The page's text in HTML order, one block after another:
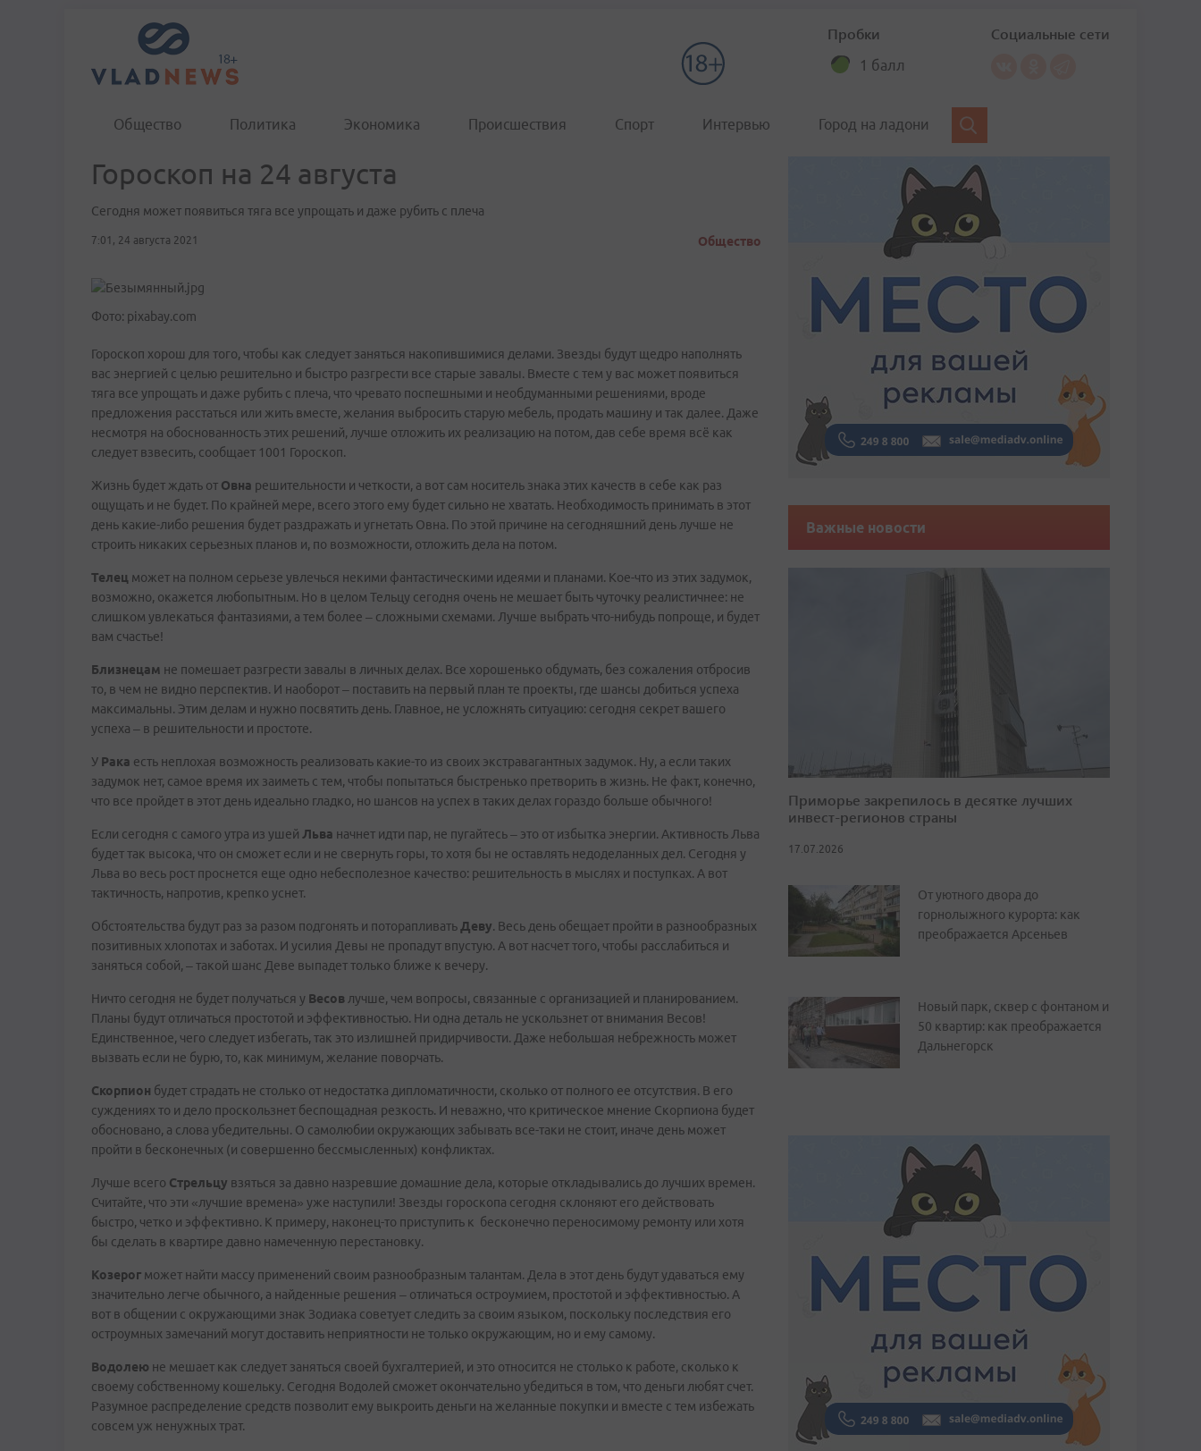
Пробки
1 балл
Социальные сети
Общество Политика Экономика Происшествия Спорт Интервью Город на ладони
Гороскоп на 24 августа
Сегодня может появиться тяга все упрощать и даже рубить с плеча
7:01, 24 августа 2021 Общество
Фото: pixabay.com
Гороскоп хорош для того, чтобы как следует заняться накопившимися делами. Звезды будут щедро наполнять
вас энергией с целью решительно и быстро разгрести все старые завалы. Вместе с тем у вас может появиться
тяга все упрощать и даже рубить с плеча, что чревато поспешными и необдуманными решениями, вроде
предложения расстаться или жить вместе, желания выбросить старую мебель, продать машину и так далее. Даже
несмотря на обоснованность этих решений, лучше отложить их реализацию на потом, дав себе время всё как
следует взвесить, сообщает 1001 Гороскоп.
Жизнь будет ждать от Овна решительности и четкости, а вот сам носитель знака этих качеств в себе как раз
ощущать и не будет. По крайней мере, всего этого ему будет сильно не хватать. Необходимость принимать в этот
день какие-либо решения будет раздражать и угнетать Овна. По этой причине на сегодняшний день лучше не
строить никаких серьезных планов и, по возможности, отложить дела на потом.
Телец может на полном серьезе увлечься некими фантастическими идеями и планами. Кое-что из этих задумок,
возможно, окажется любопытным. Но в целом Тельцу сегодня очень не мешает быть чуточку реалистичнее: не
слишком увлекаться фантазиями, а тем более – сложными схемами. Лучше выбрать что-нибудь попроще, и будет
вам счастье!
Близнецам не помешает разгрести завалы в личных делах. Все хорошенько обдумать, без сожаления отбросив
то, в чем не видно перспектив. И наоборот – поставить на первый план те проекты, где шансы добиться успеха
максимальны. Этим делам и нужно посвятить день. Главное, не усложнять ситуацию: сегодня секрет вашего
успеха – в решительности и простоте.
У Рака есть неплохая возможность реализовать какие-то из своих экстравагантных задумок. Ну, а если таких
задумок нет, самое время их заиметь с тем, чтобы попытаться быстренько претворить в жизнь. Не факт, конечно,
что все пройдет в этот день идеально гладко, но шансов на успех в таких делах гораздо больше обычного!
Если сегодня с самого утра из ушей Льва начнет идти пар, не пугайтесь – это от избытка энергии. Активность Льва
будет так высока, что он сможет если и не свернуть горы, то хотя бы не оставлять недоделанных дел. Сегодня у
Льва во весь рост проснется еще одно небесполезное качество: решительность в мыслях и поступках. А вот
тактичность, напротив, крепко уснет.
Обстоятельства будут раз за разом подгонять и поторапливатьДеву. Весь день обещает пройти в разнообразных
позитивных хлопотах и заботах. И усилия Девы не пропадут впустую. А вот насчет того, чтобы расслабиться и
заняться собой, – такой шанс Деве выпадет только ближе к вечеру.
Ничто сегодня не будет получаться у Весов лучше, чем вопросы, связанные с организацией и планированием.
Планы будут отличаться простотой и эффективностью. Ни одна деталь не ускользнет от внимания Весов!
Единственное, чего следует избегать, так это излишней придирчивости. Даже небольшая небрежность может
вызвать если не бурю, то, как минимум, желание поворчать.
Скорпион будет страдать не столько от недостатка дипломатичности, сколько от полного ее отсутствия. В его
суждениях то и дело проскользнет беспощадная резкость. И неважно, что критическое мнение Скорпиона будет
обосновано, а слова убедительны. О самолюбии окружающих забывать все-таки не стоит, иначе день может
пройти в бесконечных (и совершенно бессмысленных) конфликтах.
Лучше всего Стрельцу взяться за давно назревшие домашние дела, которые откладывались до лучших времен.
Считайте, что эти «лучшие времена» уже наступили! Звезды гороскопа сегодня склоняют его действовать
быстро, четко и эффективно. К примеру, наконец-то приступить к бесконечно переносимому ремонту или хотя
бы сделать в квартире давно намеченную перестановку.
Козерог может найти массу применений своим разнообразным талантам. Дела в этот день будут удаваться ему
значительно легче обычного, а найденные решения – отличаться остроумием, простотой и эффективностью. А
вот в общении с окружающими знак Зодиака советует следить за своим языком, поскольку последствия его
остроумных замечаний могут доставить неприятности не только окружающим, но и ему самому.
Водолею не мешает как следует заняться своей бухгалтерией, и это относится не столько к работе, сколько к
своему собственному кошельку. Сегодня Водолей сможет окончательно убедиться в том, что деньги любят счет.
Разумное распределение средств позволит ему выкроить деньги на желанные покупки и вместе с тем избежать
совсем уж ненужных трат.
Важные новости
Приморье закрепилось в десятке лучших
инвест-регионов страны
17.07.2026
От уютного двора до
горнолыжного курорта: как
преображается Арсеньев
Новый парк, сквер с фонтаном и
50 квартир: как преображается
Дальнегорск